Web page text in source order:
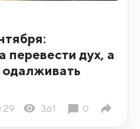
перевести дух, а
361 0